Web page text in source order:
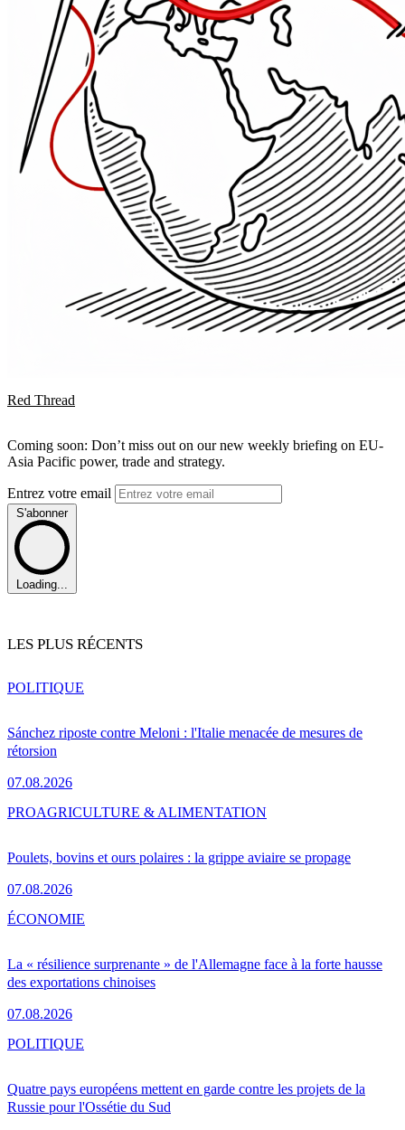
Red Thread
Coming soon: Don’t miss out on our new weekly briefing on EU-
Asia Pacific power, trade and strategy.
Entrez votre email
S'abonner
Loading...
LES PLUS RÉCENTS
Sánchez riposte contre Meloni : l'Italie menacée de mesures de
rétorsion
07.08.2026
POLITIQUE
Poulets, bovins et ours polaires : la grippe aviaire se propage
07.08.2026
PROAGRICULTURE & ALIMENTATION
La « résilience surprenante » de l'Allemagne face à la forte hausse
des exportations chinoises
07.08.2026
ÉCONOMIE
Quatre pays européens mettent en garde contre les projets de la
Russie pour l'Ossétie du Sud
POLITIQUE